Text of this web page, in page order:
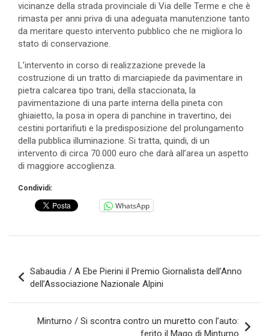
vicinanze della strada provinciale di Via delle Terme e che è
rimasta per anni priva di una adeguata manutenzione tanto
da meritare questo intervento pubblico che ne migliora lo
stato di conservazione.
L’intervento in corso di realizzazione prevede la
costruzione di un tratto di marciapiede da pavimentare in
pietra calcarea tipo trani, della staccionata, la
pavimentazione di una parte interna della pineta con
ghiaietto, la posa in opera di panchine in travertino, dei
cestini portarifiuti e la predisposizione del prolungamento
della pubblica illuminazione. Si tratta, quindi, di un
intervento di circa 70.000 euro che darà all’area un aspetto
di maggiore accoglienza.
Condividi:
WhatsApp
articoli
Sabaudia / A Ebe Pierini il Premio Giornalista dell’Anno
dell’Associazione Nazionale Alpini
Minturno / Si scontra contro un muretto con l’auto:
ferito il Mago di Minturno